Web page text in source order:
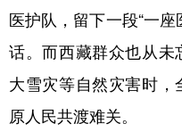
医护队，留下一段“一
话。而西藏群众也从
大雪灾等自然灾害时
原人民共渡难关。